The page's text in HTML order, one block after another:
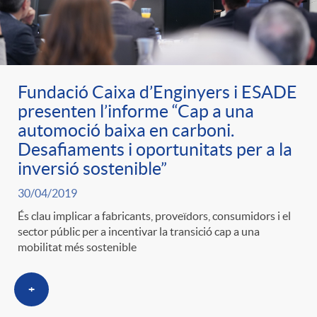
r
a
S
a
l
a
ó
p
e
r
c
a
t
t
e
n
i
d
o
A
l
i
c
a
d
o
r
Fundació Caixa d’Enginyers i ESADE
presenten l’informe “Cap a una
automoció baixa en carboni.
Desafiaments i oportunitats per a la
inversió sostenible”
30/04/2019
És clau implicar a fabricants, proveïdors, consumidors i el
sector públic per a incentivar la transició cap a una
mobilitat més sostenible
+